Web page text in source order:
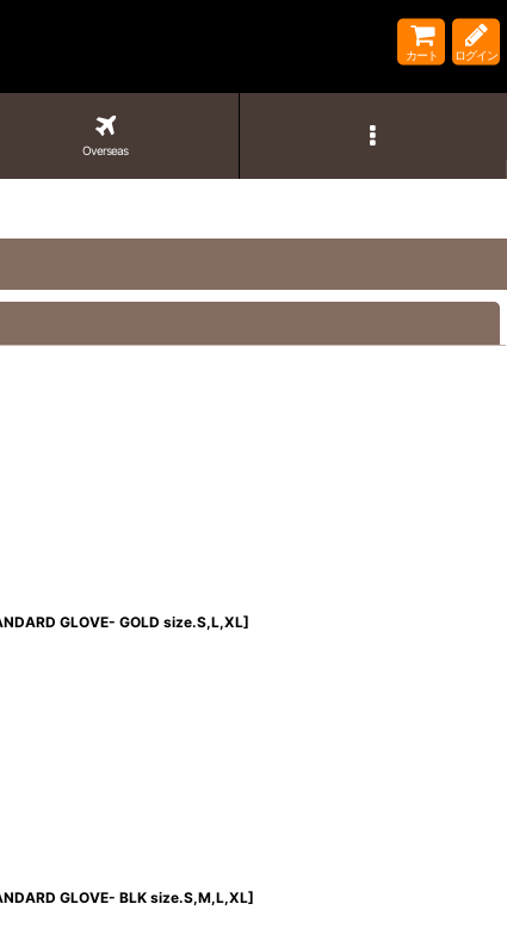
カート ログイン
Overseas
GLOVE- GOLD size.S,L,XL]
GLOVE- BLK size.S,M,L,XL]